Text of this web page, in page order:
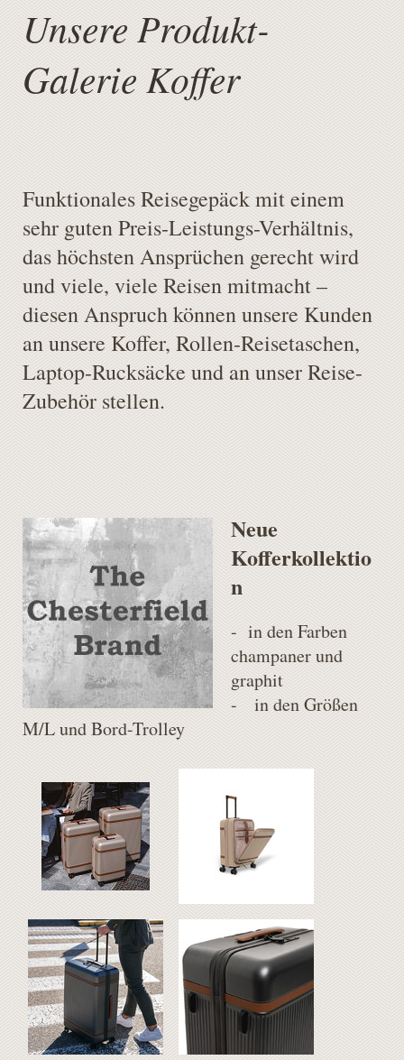
Unsere Produkt-
Galerie Koffer
Funktionales Reisegepäck mit einem
sehr guten Preis-Leistungs-Verhältnis,
das höchsten Ansprüchen gerecht wird
und viele, viele Reisen mitmacht –
diesen Anspruch können unsere Kunden
an unsere Koffer, Rollen-Reisetaschen,
Laptop-Rucksäcke und an unser Reise-
Zubehör stellen.
Neue
Kofferkollektio
n
- in den Farben
champaner und
graphit
- in den Größen
M/L und Bord-Trolley